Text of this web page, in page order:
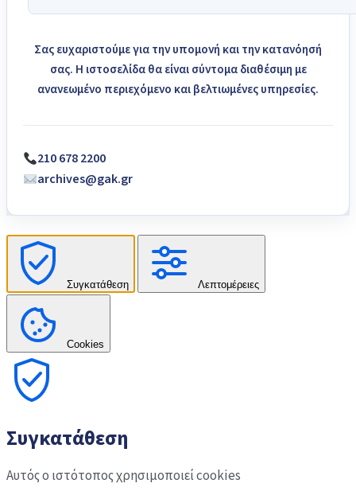
Σας ευχαριστούμε για την υπομονή και την κατανόησή
σας. Η ιστοσελίδα θα είναι σύντομα διαθέσιμη με
ανανεωμένο περιεχόμενο και βελτιωμένες υπηρεσίες.
210 678 2200
archives@gak.gr
Συγκατάθεση Λεπτομέρειες
Cookies
Συγκατάθεση
Αυτός ο ιστότοπος χρησιμοποιεί cookies